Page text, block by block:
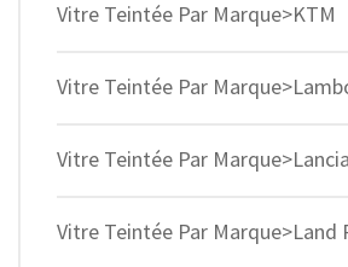
Vitre Teintée Par Marque>KTM
Vitre Teintée Par
Vitre Teintée Par Marque>Lancia
Vitre Teintée Par Marque>Land